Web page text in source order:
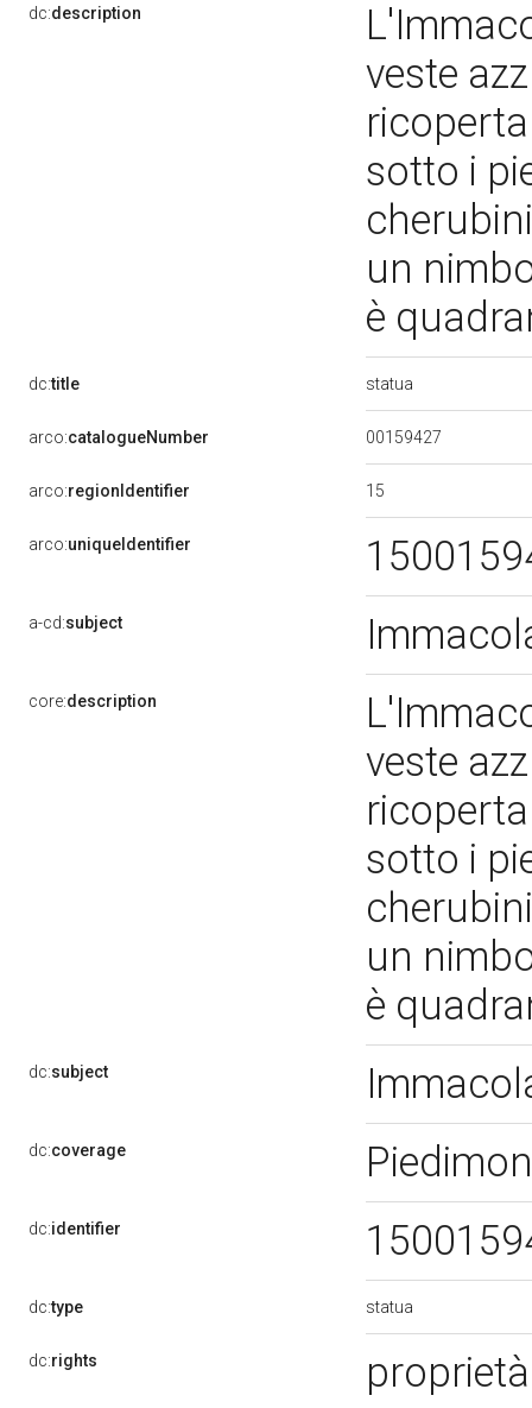
dc:description
veste
sotto i
un
è
dc:title statua
arco:catalogueNumber 00159427
arco:regionIdentifier 15
arco:uniqueIdentifier
a-cd:subject
core:description
veste
sotto i
un
è
dc:subject
dc:coverage
dc:identifier
dc:type statua
dc:rights